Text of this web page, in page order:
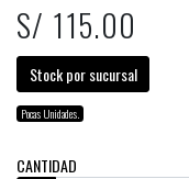
S/ 115.00
Stock por sucursal
Pocas Unidades.
CANTIDAD